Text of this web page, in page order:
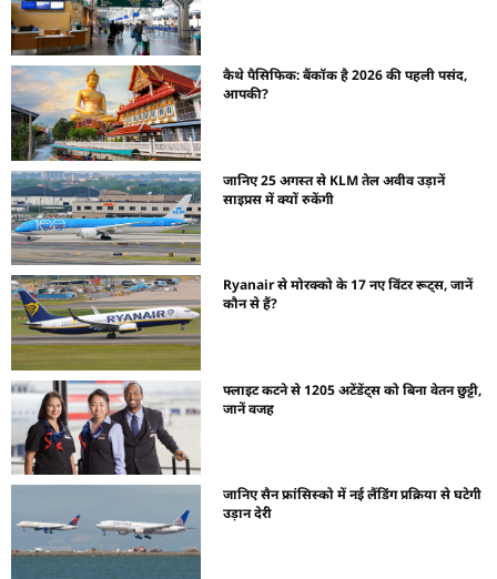
कैथे पैसिफिक: बैंकॉक है 2026 की पहली पसंद,
आपकी?
जानिए 25 अगस्त से KLM तेल अवीव उड़ानें
साइप्रस में क्यों रुकेंगी
Ryanair से मोरक्को के 17 नए विंटर रूट्स, जानें
कौन से हैं?
फ्लाइट कटने से 1205 अटेंडेंट्स को बिना वेतन छुट्टी,
जानें वजह
जानिए सैन फ्रांसिस्को में नई लैंडिंग प्रक्रिया से घटेगी
उड़ान देरी